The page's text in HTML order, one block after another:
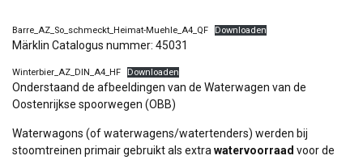
Barre_AZ_So_schmeckt_Heimat-Muehle_A4_QF Downloaden
Märklin Catalogus nummer: 45031
Winterbier_AZ_DIN_A4_HF Downloaden
Onderstaand de afbeeldingen van de Waterwagen van de
Oostenrijkse spoorwegen (OBB)
Waterwagons (of waterwagens/watertenders) werden bij
stoomtreinen primair gebruikt als extra watervoorraad voor de